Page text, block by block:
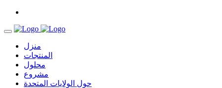
منزل
المنتجات
محلول
مشروع
حول الولايات المتحدة